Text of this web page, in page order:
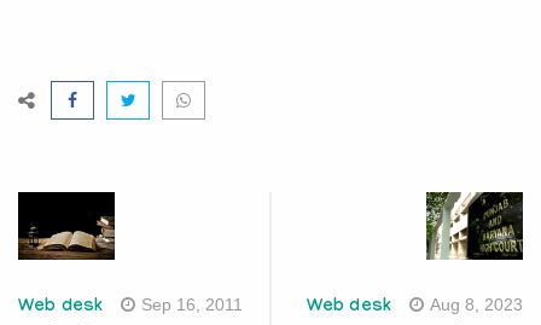
Web desk Sep 16, 2011 Web desk Aug 8, 2023